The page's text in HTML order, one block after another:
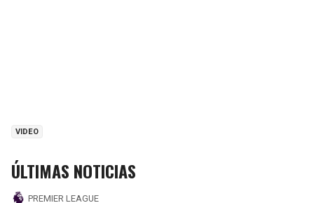
VIDEO
ÚLTIMAS NOTICIAS
PREMIER LEAGUE